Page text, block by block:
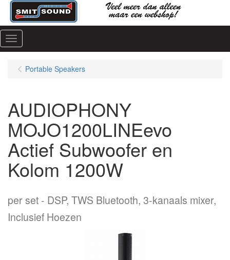
Menu
Portable Speakers
AUDIOPHONY
MOJO1200LINEevo
Actief Subwoofer en
Kolom 1200W
per set
DSP, TWS Bluetooth, 3-kanaals mixer,
Inclusief Hoezen